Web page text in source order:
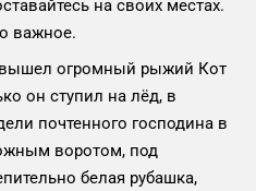
на своих местах.
важное.
вышел огромный рыжий Кот
он ступил на лёд, в
почтенного господина в
воротом, под
белая рубашка,